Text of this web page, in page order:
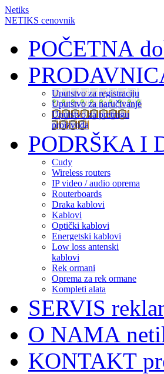
Netiks
NETIKS cenovnik
POČETNA
Uputstvo za registraciju
Uputstvo za naručivanje
Uputstvo za pretragu
proizvoda
PODRŠKA I
Cudy
Wireless routers
IP video / audio oprema
Routerboards
Draka kablovi
Kablovi
Optički kablovi
Energetski kablovi
Low loss antenski
kablovi
Rek ormani
Oprema za rek ormane
Kompleti alata
SERVIS
O NAMA
KONTAKT